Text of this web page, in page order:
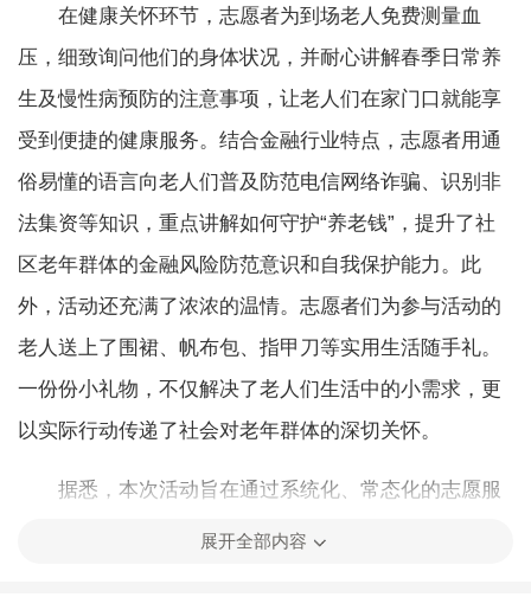
在健康关怀环节，志愿者为到场老人免费测量血
压，细致询问他们的身体状况，并耐心讲解春季日常养
生及慢性病预防的注意事项，让老人们在家门口就能享
受到便捷的健康服务。结合金融行业特点，志愿者用通
俗易懂的语言向老人们普及防范电信网络诈骗、识别非
法集资等知识，重点讲解如何守护“养老钱”，提升了社
区老年群体的金融风险防范意识和自我保护能力。此
外，活动还充满了浓浓的温情。志愿者们为参与活动的
老人送上了围裙、帆布包、指甲刀等实用生活随手礼。
一份份小礼物，不仅解决了老人们生活中的小需求，更
以实际行动传递了社会对老年群体的深切关怀。
据悉，本次活动旨在通过系统化、常态化的志愿服
务，将党的温暖与行业关怀送到老年人身边，推动爱老
展开全部内容